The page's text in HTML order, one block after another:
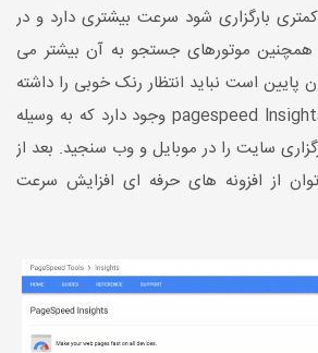
بارگزاری شود سرعت بیشتری دارد و در
و همچنین موتورهای جستجو به آن بیشتر می
پایین است نباید انتظار رنک خوبی را داشته
باشید. ابزاری به نام pagespeed lnsights وجود دارد که به وسیله
سایت را در موبایل و وب سنجید. بعد از
از افزونه های حرفه ای افزایش سرعت